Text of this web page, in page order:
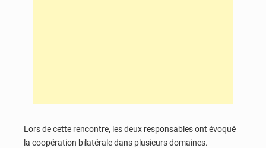
Lors de cette rencontre, les deux responsables ont évoqué
la coopération bilatérale dans plusieurs domaines.